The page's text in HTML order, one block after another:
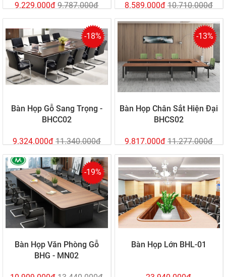
9.229.000đ 9.787.000đ 8.589.000đ 10.710.000đ
-18%
Bàn Họp Gỗ Sang Trọng -
BHCC02
9.324.000đ 11.340.000đ
-13%
Bàn Họp Chân Sắt Hiện Đại
BHCS02
9.817.000đ 11.277.000đ
-19%
Bàn Họp Văn Phòng Gỗ
BHG - MN02
Bàn Họp Lớn BHL-01